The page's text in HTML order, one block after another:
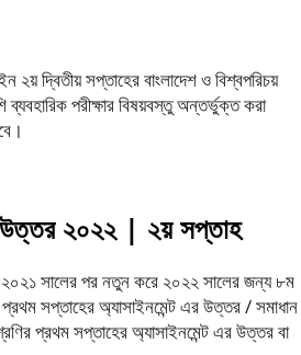
দ্বিতীয় সপ্তাহের বাংলাদেশ ও বিশ্বপরিচয়
ব্যবহারিক পরীক্ষার বিষয়বস্তু অন্তর্ভুক্ত করা
উত্তর ২০২২ | ২য় সপ্তাহ
২০২১ সালের পর নতুন করে ২০২২ সালের জন্য ৮ম
সপ্তাহের অ্যাসাইনমেন্ট এর উত্তর / সমাধান
প্রথম সপ্তাহের অ্যাসাইনমেন্ট এর উত্তর বা